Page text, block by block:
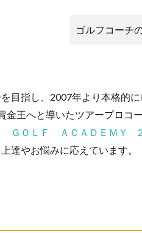
ゴルフコーチ
目指し、2007年より本格的に
金王へと導いたツアープロコ
ＧＯＬＦ ＡＣＡＤＥＭＹ
達やお悩みに応えています。